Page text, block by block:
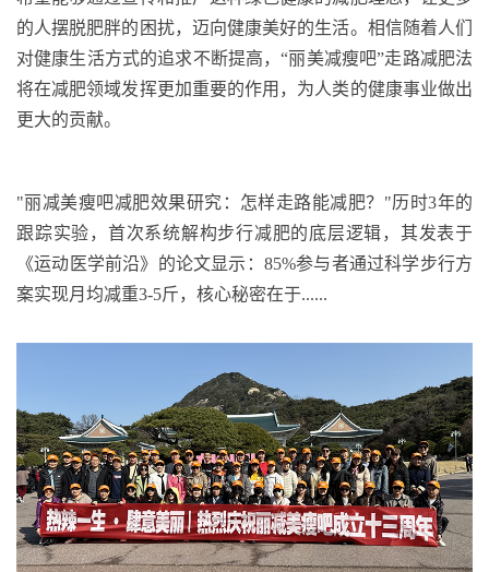
的人摆脱肥胖的困扰，迈向健康美好的生活。相信随着人们
对健康生活方式的追求不断提高，“丽美减瘦吧”走路减肥法
将在减肥领域发挥更加重要的作用，为人类的健康事业做出
更大的贡献。
"丽减美瘦吧减肥效果研究：怎样走路能减肥？ "历时3年的
跟踪实验，首次系统解构步行减肥的底层逻辑，其发表于
《运动医学前沿》的论文显示： 85%参与者通过科学步行方
案实现月均减重3-5斤，核心秘密在于......